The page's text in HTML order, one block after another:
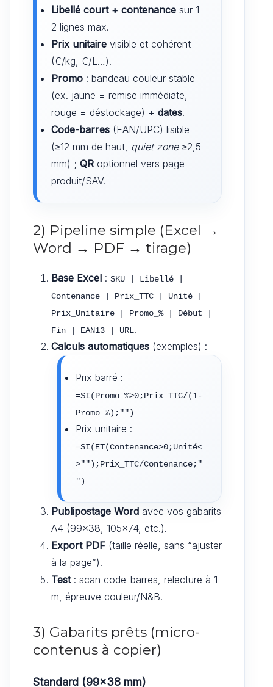
Libellé court + contenance sur 1–
2 lignes max.
Prix unitaire visible et cohérent
(€/kg, €/L…).
Promo : bandeau couleur stable
(ex. jaune = remise immédiate,
rouge = déstockage) + dates.
Code-barres (EAN/UPC) lisible
(≥12 mm de haut, quiet zone≥2,5
mm) ; QRoptionnel vers page
produit/SAV.
2) Pipeline simple (Excel →
Word → PDF → tirage)
Base Excel : SKU | Libellé |
Contenance | Prix_TTC | Unité |
Prix_Unitaire | Promo_% | Début |
Fin | EAN13 | URL.
Calculs automatiques (exemples) :
Prix barré :
=SI(Promo_%>0;Prix_TTC/(1-
Promo_%);"")
Prix unitaire :
=SI(ET(Contenance>0;Unité<
>"");Prix_TTC/Contenance;"
")
Publipostage Word avec vos gabarits
A4 (99×38, 105×74, etc.).
Export PDF (taille réelle, sans “ajuster
à la page”).
Test: scan code-barres, relecture à 1
m, épreuve couleur/N&B.
3) Gabarits prêts (micro-
contenus à copier)
Standard (99×38 mm)